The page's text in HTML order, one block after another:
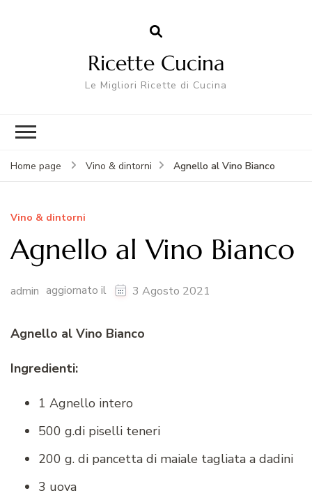
Ricette Cucina
Le Migliori Ricette di Cucina
Home page Vino & dintorni Agnello al Vino Bianco
Vino & dintorni
Agnello al Vino Bianco
admin aggiornato il 3 Agosto 2021
Agnello al Vino Bianco
Ingredienti:
1 Agnello intero
500 g.di piselli teneri
200 g. di pancetta di maiale tagliata a dadini
3 uova